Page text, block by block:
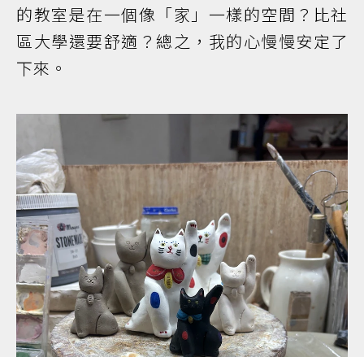
的教室是在一個像「家」一樣的空間？比社
區大學還要舒適？總之，我的心慢慢安定了
下來。